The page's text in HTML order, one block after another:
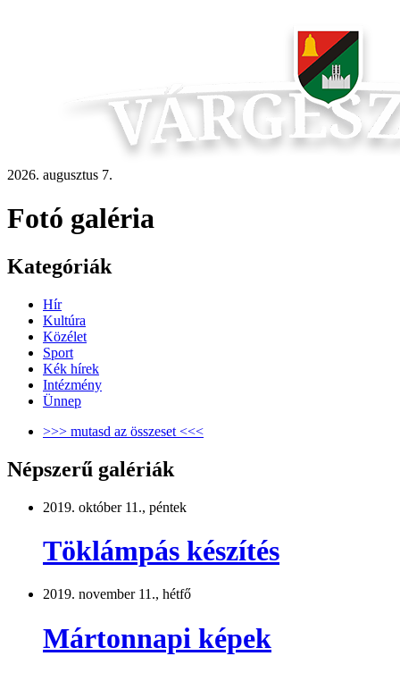
2026. augusztus 7.
Fotó galéria
Kategóriák
Hír
Kultúra
Közélet
Sport
Kék hírek
Intézmény
Ünnep
>>> mutasd az összeset <<<
Népszerű galériák
2019. október 11., péntek
Töklámpás készítés
2019. november 11., hétfő
Mártonnapi képek